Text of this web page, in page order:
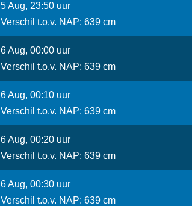
5 Aug, 23:50 uur
Verschil t.o.v. NAP: 639 cm
6 Aug, 00:00 uur
Verschil t.o.v. NAP: 639 cm
6 Aug, 00:10 uur
Verschil t.o.v. NAP: 639 cm
6 Aug, 00:20 uur
Verschil t.o.v. NAP: 639 cm
6 Aug, 00:30 uur
Verschil t.o.v. NAP: 639 cm